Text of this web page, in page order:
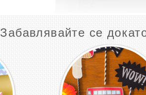
Забавлявайте се